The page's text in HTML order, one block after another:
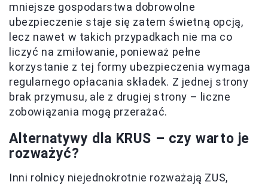
mniejsze gospodarstwa dobrowolne
ubezpieczenie staje się zatem świetną opcją,
lecz nawet w takich przypadkach nie ma co
liczyć na zmiłowanie, ponieważ pełne
korzystanie z tej formy ubezpieczenia wymaga
regularnego opłacania składek. Z jednej strony
brak przymusu, ale z drugiej strony – liczne
zobowiązania mogą przerażać.
Alternatywy dla KRUS – czy warto je
rozważyć?
Inni rolnicy niejednokrotnie rozważają ZUS,